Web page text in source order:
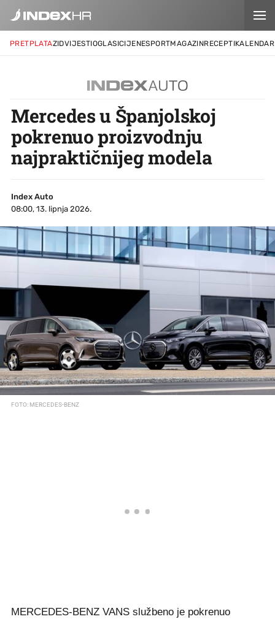
PRETPLATAZIDVIJESTIOGLASICIJENESPORTMAGAZINRECEPTIKALENDAR
Mercedes u Španjolskoj
pokrenuo proizvodnju
najpraktičnijeg modela
Index Auto
08:00, 13. lipnja 2026.
FOTO: MERCEDES-BENZ
MERCEDES-BENZ VANS službeno je pokrenuo